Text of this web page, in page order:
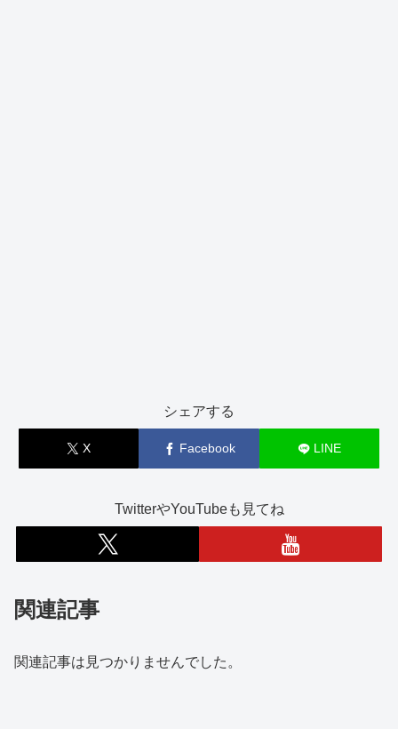
シェアする
X Facebook LINE
TwitterやYouTubeも見てね
関連記事
関連記事は見つかりませんでした。